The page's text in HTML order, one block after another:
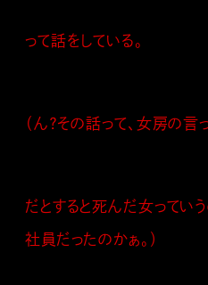
って話をしている。
（ん？その話って、女房の言
だとすると死んだ女ってい
社員だったのかぁ。）